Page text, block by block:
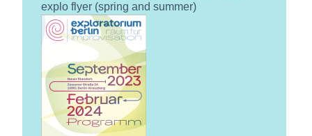
explo flyer (spring and summer)